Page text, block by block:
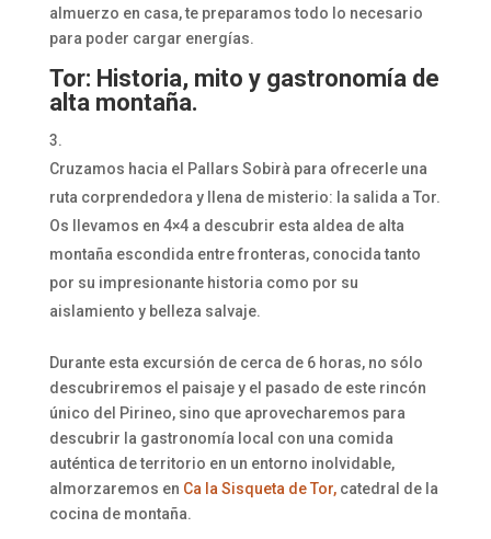
almuerzo en casa, te preparamos todo lo necesario
para poder cargar energías.
Tor: Historia, mito y gastronomía de
alta montaña.
Cruzamos hacia el Pallars Sobirà para ofrecerle una
ruta corprendedora y llena de misterio: la salida a Tor.
Os llevamos en 4×4 a descubrir esta aldea de alta
montaña escondida entre fronteras, conocida tanto
por su impresionante historia como por su
aislamiento y belleza salvaje.
Durante esta excursión de cerca de 6 horas, no sólo
descubriremos el paisaje y el pasado de este rincón
único del Pirineo, sino que aprovecharemos para
descubrir la gastronomía local con una comida
auténtica de territorio en un entorno inolvidable,
almorzaremos en Ca la Sisqueta de Tor,catedral de la
cocina de montaña.